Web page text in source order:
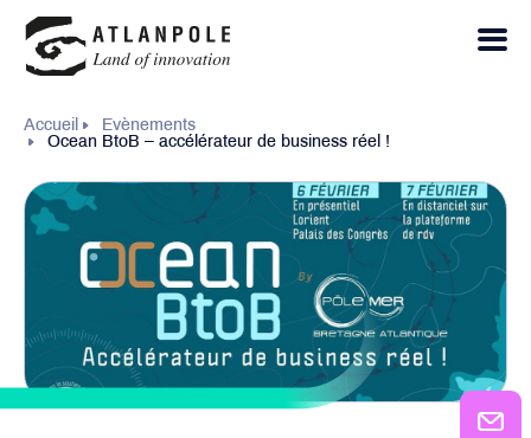
Accueil
Evènements
Ocean BtoB – accélérateur de business réel !